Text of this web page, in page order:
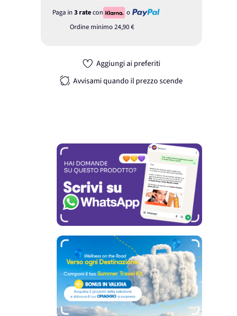
Paga in 3 ratecon
o
Ordine minimo 24,90 €
Aggiungi ai preferiti
Avvisami quando il prezzo scende